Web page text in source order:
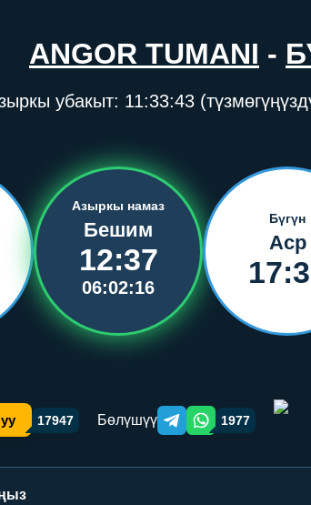
ANGOR TUMANI -
убакыт: 11:33:43
Азыркы намаз
Бешим
12:37
06:02:16
Бүгүн
Аср
17947 Бөлүшүү Telegram orqali ulashish
WhatsApp orqali
1977